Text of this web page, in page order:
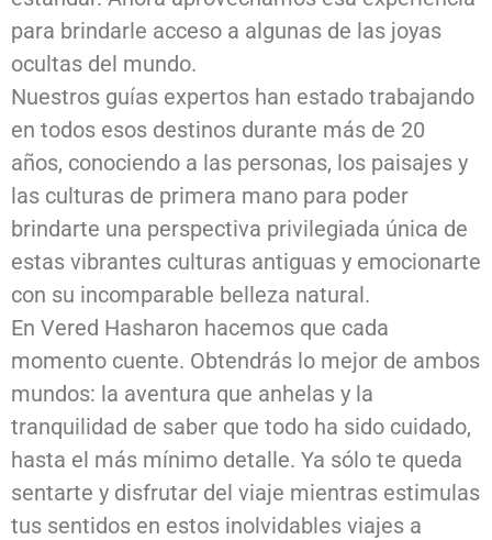
para brindarle acceso a algunas de las joyas
ocultas del mundo.
Nuestros guías expertos han estado trabajando
en todos esos destinos durante más de 20
años, conociendo a las personas, los paisajes y
las culturas de primera mano para poder
brindarte una perspectiva privilegiada única de
estas vibrantes culturas antiguas y emocionarte
con su incomparable belleza natural.
En Vered Hasharon hacemos que cada
momento cuente. Obtendrás lo mejor de ambos
mundos: la aventura que anhelas y la
tranquilidad de saber que todo ha sido cuidado,
hasta el más mínimo detalle. Ya sólo te queda
sentarte y disfrutar del viaje mientras estimulas
tus sentidos en estos inolvidables viajes a